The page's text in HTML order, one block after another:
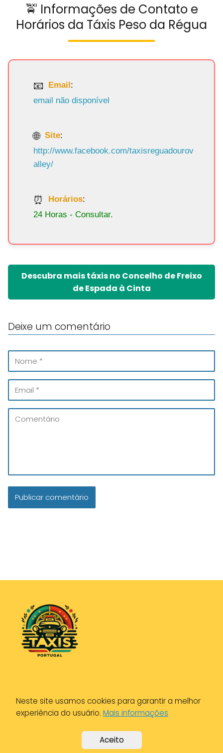
🚖 Informações de Contato e
Horários da Táxis Peso da Régua
Email:
email não disponível
Site:
http://www.facebook.com/taxisreguadourov
alley/
Horários:
24 Horas - Consultar.
Descubra mais táxis no Concelho de Freixo
de Espada à Cinta
Deixe um comentário
Política de Privacidade
Política de Cookies
Neste site usamos cookies para garantir a melhor
experiência do usuário. Mais informações
Aceito